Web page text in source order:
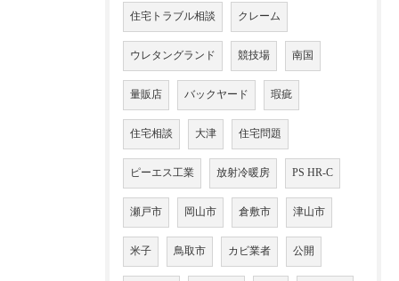
住宅トラブル相談 クレーム
ウレタングランド 競技場 南国
量販店 バックヤード 瑕疵
住宅相談 大津 住宅問題
ピーエス工業 放射冷暖房 PS HR-C
瀬戸市 岡山市 倉敷市 津山市
米子 鳥取市 カビ業者 公開